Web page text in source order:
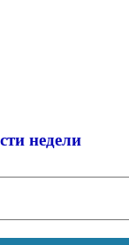
недели